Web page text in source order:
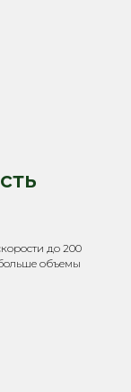
до 200
объемы